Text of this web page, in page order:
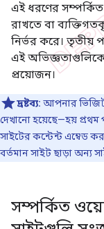
এই ধরণের
রাখতে বা
নির্ভর করে। তৃতীয়
এই
প্রয়োজন।
দ্রষ্টব্য: আপনার ভিজিট
দেখানো হয়েছে—হয়
সাইটের কন্টেন্ট এম্বেড
বর্তমান সাইট ছাড়া অন্য
সম্পর্কিত